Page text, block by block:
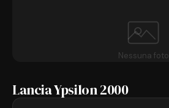
Nessuna foto
Lancia Ypsilon 2000